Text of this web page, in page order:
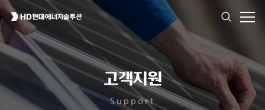
고객지원
Support